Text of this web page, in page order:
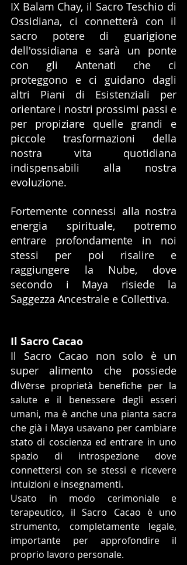
IX Balam Chay, il Sacro Teschio di
Ossidiana, ci connetterà con il
sacro potere di guarigione
dell'ossidiana e sarà un ponte
con gli Antenati che ci
proteggono e ci guidano dagli
altri Piani di Esistenziali per
orientare i nostri prossimi passi e
per propiziare quelle grandi e
piccole trasformazioni della
nostra vita quotidiana
indispensabili alla nostra
evoluzione.
Fortemente connessi alla nostra
energia spirituale, potremo
entrare profondamente in noi
stessi per poi risalire e
raggiungere la Nube, dove
secondo i Maya risiede la
Saggezza Ancestrale e Collettiva.
Il Sacro Cacao
Il Sacro Cacao non solo è un
super alimento che possiede
diverse proprietà benefiche per la
salute e il benessere degli esseri
umani, ma è anche una pianta sacra
che già i Maya usavano per cambiare
stato di coscienza ed entrare in uno
spazio di introspezione dove
connettersi con se stessi e ricevere
intuizioni e insegnamenti.
Usato in modo cerimoniale e
terapeutico, il Sacro Cacao è uno
strumento, completamente legale,
importante per approfondire il
proprio lavoro personale.